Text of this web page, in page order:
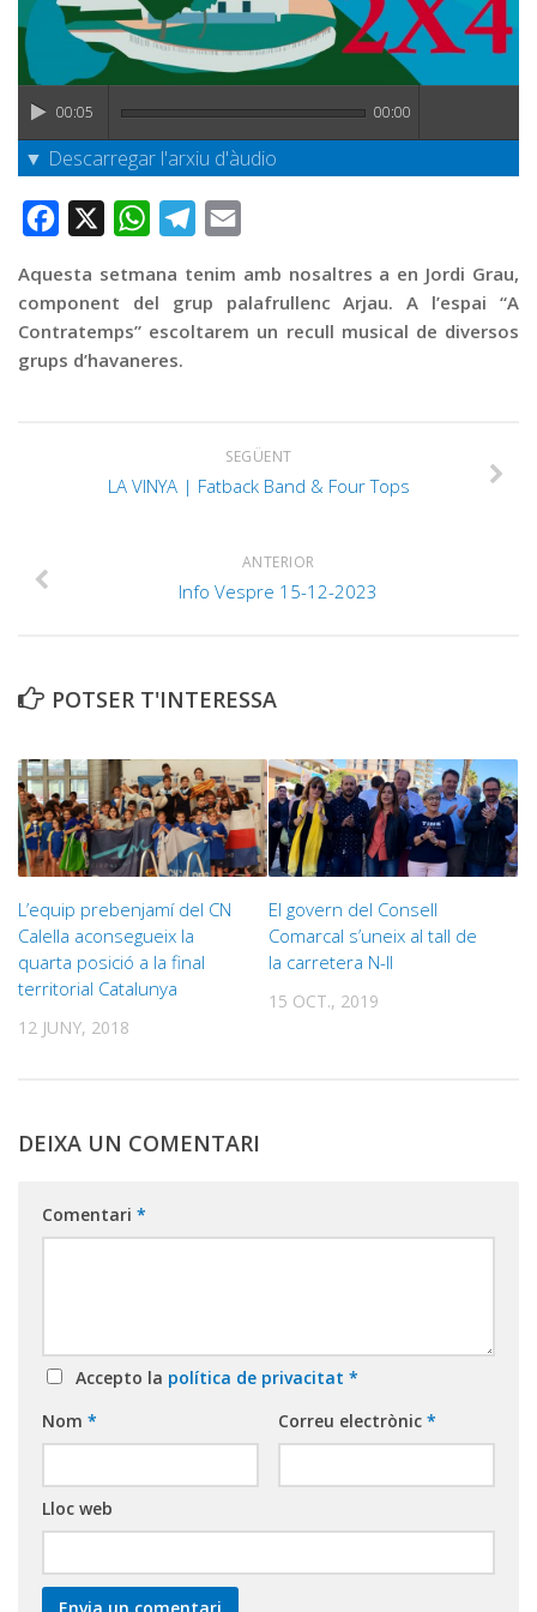
Publicitat
Contacte
00:05 00:00
▼ Descarregar l'arxiu d'àudio
Facebook WhatsAppTelegram
Aquesta setmana tenim amb nosaltres a en Jordi Grau,
component del grup palafrullenc Arjau. A l’espai “A
Contratemps” escoltarem un recull musical de diversos
grups d’havaneres.
SEGÜENT
LA VINYA | Fatback Band & Four Tops
ANTERIOR
Info Vespre 15-12-2023
POTSER T'INTERESSA
L’equip prebenjamí del CN
Calella aconsegueix la
quarta posició a la final
territorial Catalunya
12 JUNY, 2018
El govern del Consell
Comarcal s’uneix al tall de
la carretera N-II
15 OCT., 2019
DEIXA UN COMENTARI
Comentari *
Accepto la política de privacitat *
Nom * Correu electrònic *
Lloc web